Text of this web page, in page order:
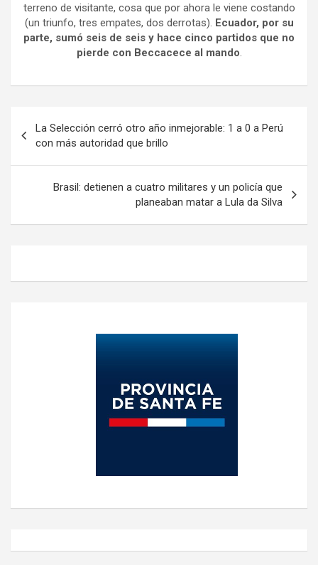
terreno de visitante, cosa que por ahora le viene costando
(un triunfo, tres empates, dos derrotas). Ecuador, por su
parte, sumó seis de seis y hace cinco partidos que no
pierde con Beccacece al mando.
de
entradas
La Selección cerró otro año inmejorable: 1 a 0 a Perú
con más autoridad que brillo
Brasil: detienen a cuatro militares y un policía que
planeaban matar a Lula da Silva